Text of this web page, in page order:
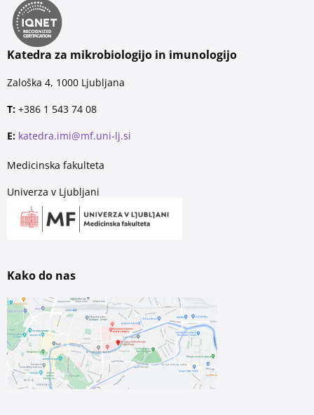
Katedra za mikrobiologijo in imunologijo
Zaloška 4, 1000 Ljubljana
T: +386 1 543 74 08
E: katedra.imi@mf.uni-lj.si
Medicinska fakulteta
Univerza v Ljubljani
Kako do nas